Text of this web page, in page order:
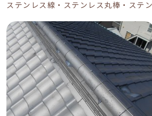
ステンレス線・ステンレス丸棒・ステ